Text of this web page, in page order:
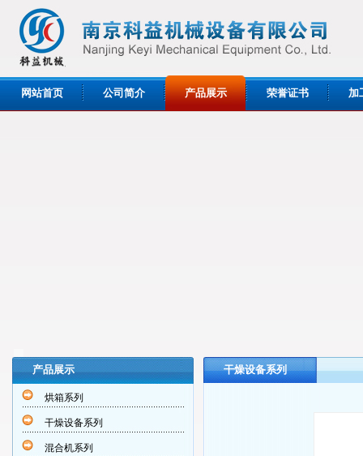
网站首页 公司简介 产品展示 荣誉证书 加
产品展示
烘箱系列
干燥设备系列
混合机系列
干燥设备系列